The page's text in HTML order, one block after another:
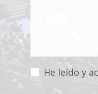
He leído y